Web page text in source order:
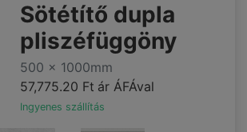
Sötétítő dupla
pliszéfüggöny
500 x 1000mm
57,775.20 Ft ár ÁFÁval
Ingyenes szállítás